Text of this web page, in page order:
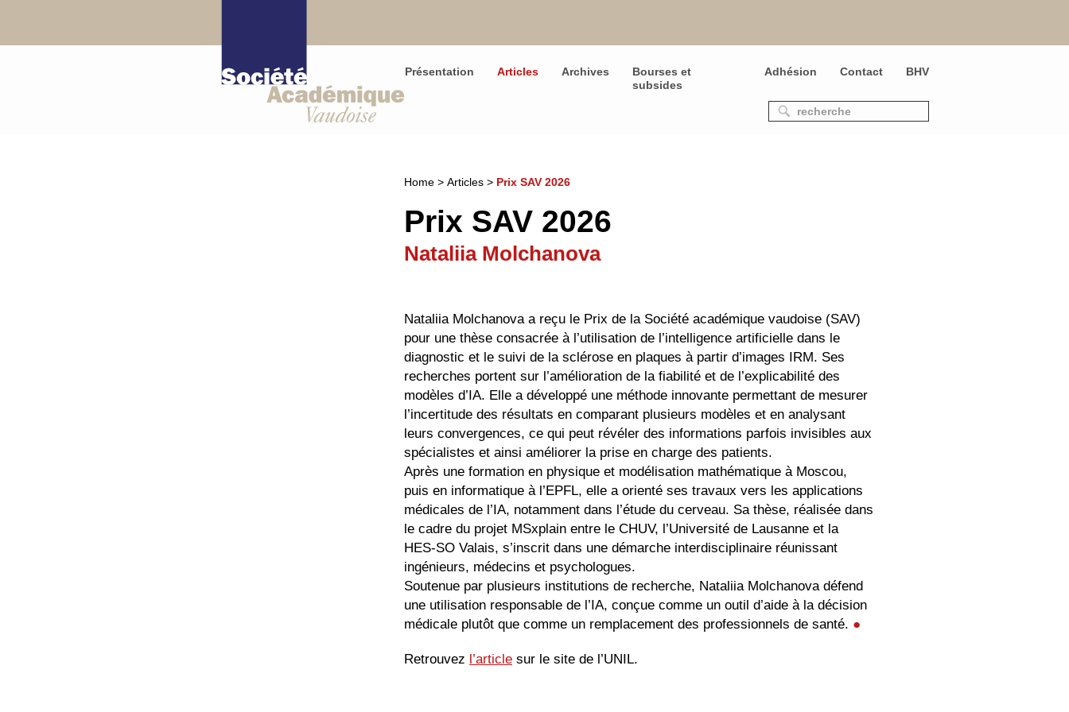
Présentation Articles Archives
Bourses et
subsides
Adhésion Contact BHV
Home > Articles > Prix SAV 2026
Prix SAV 2026
Nataliia Molchanova
Nataliia Molchanova a reçu le Prix de la Société académique vaudoise (SAV)
pour une thèse consacrée à l’utilisation de l’intelligence artificielle dans le
diagnostic et le suivi de la sclérose en plaques à partir d’images IRM. Ses
recherches portent sur l’amélioration de la fiabilité et de l’explicabilité des
modèles d’IA. Elle a développé une méthode innovante permettant de mesurer
l’incertitude des résultats en comparant plusieurs modèles et en analysant
leurs convergences, ce qui peut révéler des informations parfois invisibles aux
spécialistes et ainsi améliorer la prise en charge des patients.
Après une formation en physique et modélisation mathématique à Moscou,
puis en informatique à l’EPFL, elle a orienté ses travaux vers les applications
médicales de l’IA, notamment dans l’étude du cerveau. Sa thèse, réalisée dans
le cadre du projet MSxplain entre le CHUV, l’Université de Lausanne et la
HES-SO Valais, s’inscrit dans une démarche interdisciplinaire réunissant
ingénieurs, médecins et psychologues.
Soutenue par plusieurs institutions de recherche, Nataliia Molchanova défend
une utilisation responsable de l’IA, conçue comme un outil d’aide à la décision
médicale plutôt que comme un remplacement des professionnels de santé. ●
Retrouvez l’article sur le site de l’UNIL.